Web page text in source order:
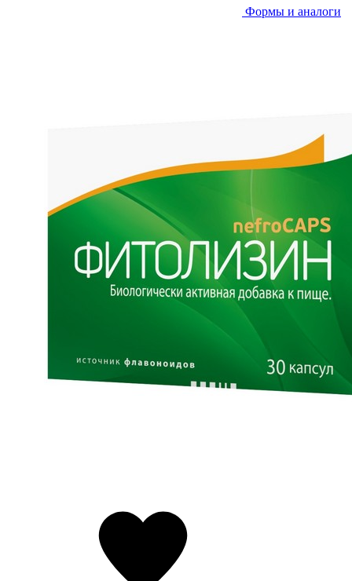
Формы и аналоги